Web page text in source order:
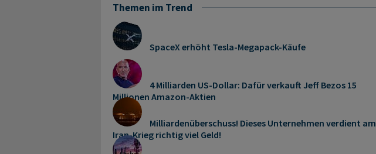
Themen im Trend
SpaceX erhöht Tesla-Megapack-Käufe
4 Milliarden US-Dollar: Dafür verkauft Jeff Bezos 15
Millionen Amazon-Aktien
Milliardenüberschuss! Dieses Unternehmen verdient am
Iran-Krieg richtig viel Geld!